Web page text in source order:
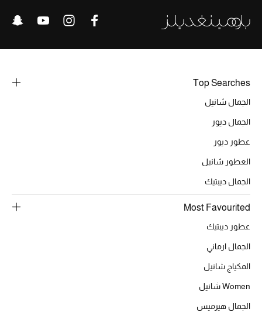
المجوهرات
نسوقوا أحدث ما وصلنا
عرض جميع المنتجات
خصومات
Top Searches
الجمال شانيل
الجمال ديور
عطور ديور
العطور شانيل
الجمال ديبتيك
Most Favourited
عطور ديبتيك
الجمال ارماني
المكياج شانيل
Women شانيل
الجمال هيرميس